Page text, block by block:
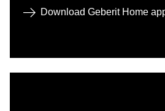
Download Geberit Home